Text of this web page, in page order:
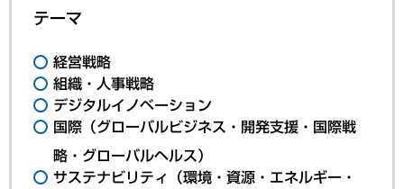
テーマ
経営戦略
組織・人事戦略
デジタルイノベーション
国際（グローバルビジネス・開発支援・国際戦
略・グローバルヘルス）
サステナビリティ（環境・資源・エネルギー・